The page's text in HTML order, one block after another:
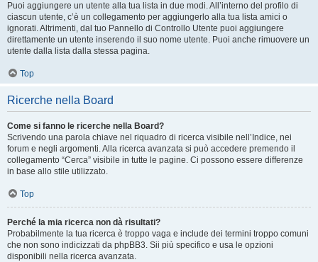
Puoi aggiungere un utente alla tua lista in due modi. All’interno del profilo di
ciascun utente, c’è un collegamento per aggiungerlo alla tua lista amici o
ignorati. Altrimenti, dal tuo Pannello di Controllo Utente puoi aggiungere
direttamente un utente inserendo il suo nome utente. Puoi anche rimuovere un
utente dalla lista dalla stessa pagina.
Top
Ricerche nella Board
Come si fanno le ricerche nella Board?
Scrivendo una parola chiave nel riquadro di ricerca visibile nell’Indice, nei
forum e negli argomenti. Alla ricerca avanzata si può accedere premendo il
collegamento “Cerca” visibile in tutte le pagine. Ci possono essere differenze
in base allo stile utilizzato.
Top
Perché la mia ricerca non dà risultati?
Probabilmente la tua ricerca è troppo vaga e include dei termini troppo comuni
che non sono indicizzati da phpBB3. Sii più specifico e usa le opzioni
disponibili nella ricerca avanzata.